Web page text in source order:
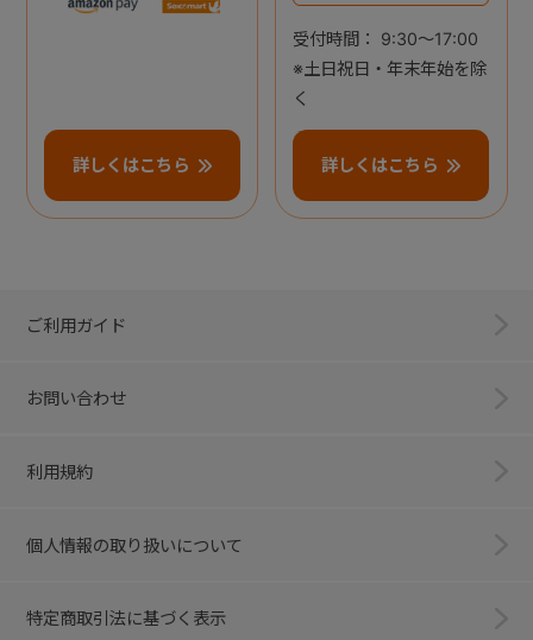
詳しくはこちら
受付時間： 9:30～17:00
※土日祝日・年末年始を除
く
詳しくはこちら
ご利用ガイド
お問い合わせ
利用規約
個人情報の取り扱いについて
特定商取引法に基づく表示